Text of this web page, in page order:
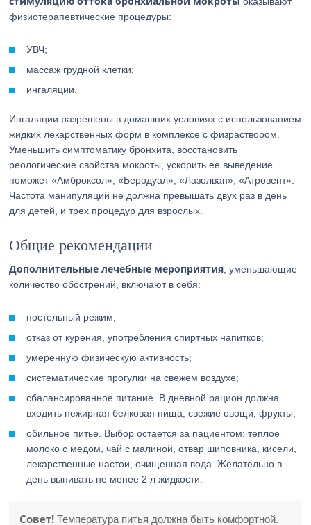
физиотерапевтические процедуры:
УВЧ;
массаж грудной клетки;
ингаляции.
Ингаляции разрешены в домашних условиях с использованием
жидких лекарственных форм в комплексе с физраствором.
Уменьшить симптоматику бронхита, восстановить
реологические свойства мокроты, ускорить ее выведение
поможет «Амброксол», «Беродуал», «Лазолван», «Атровент».
Частота манипуляций не должна превышать двух раз в день
для детей, и трех процедур для взрослых.
Общие рекомендации
Дополнительные лечебные мероприятия , уменьшающие
количество обострений, включают в себя:
постельный режим;
отказ от курения, употребления спиртных напитков;
умеренную физическую активность;
систематические прогулки на свежем воздухе;
сбалансированное питание. В дневной рацион должна
входить нежирная белковая пища, свежие овощи, фрукты;
обильное питье. Выбор остается за пациентом: теплое
молоко с медом, чай с малиной, отвар шиповника, кисели,
лекарственные настои, очищенная вода. Желательно в
день выпивать не менее 2 л жидкости.
Совет! Температура питья должна быть комфортной.